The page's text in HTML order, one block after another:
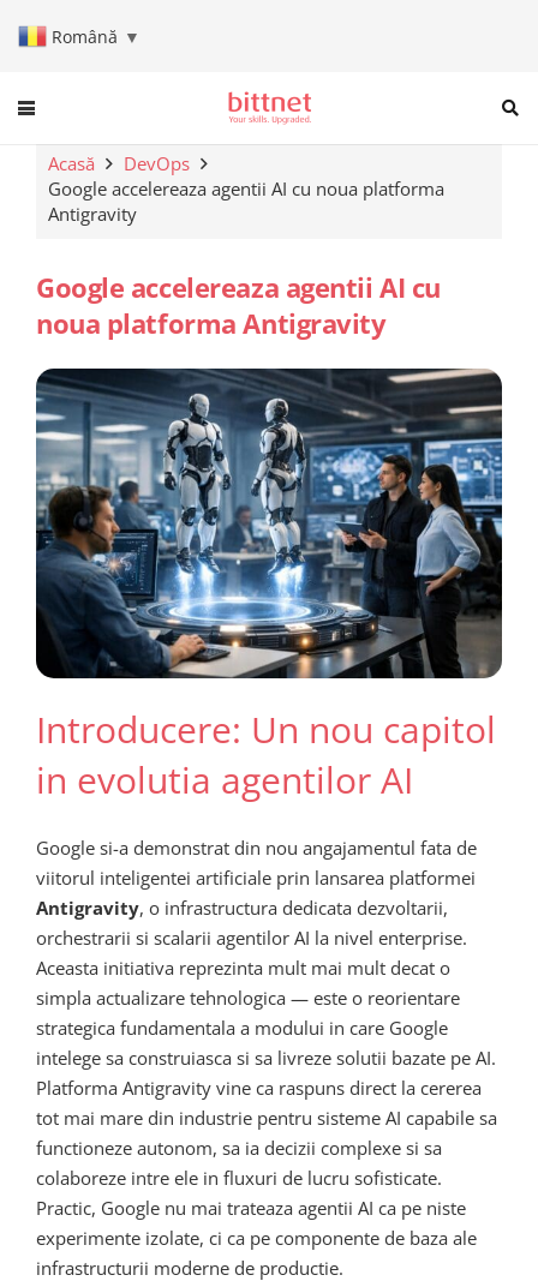
Română ▼
When autocomplete results
Acasă
DevOps
Google accelereaza agentii AI cu noua platforma
Antigravity
Google accelereaza agentii AI cu
noua platforma Antigravity
Introducere: Un nou capitol
in evolutia agentilor AI
Google si-a demonstrat din nou angajamentul fata de
viitorul inteligentei artificiale prin lansarea platformei
Antigravity, o infrastructura dedicata dezvoltarii,
orchestrarii si scalarii agentilor AI la nivel enterprise.
Aceasta initiativa reprezinta mult mai mult decat o
simpla actualizare tehnologica — este o reorientare
strategica fundamentala a modului in care Google
intelege sa construiasca si sa livreze solutii bazate pe AI.
Platforma Antigravity vine ca raspuns direct la cererea
tot mai mare din industrie pentru sisteme AI capabile sa
functioneze autonom, sa ia decizii complexe si sa
colaboreze intre ele in fluxuri de lucru sofisticate.
Practic, Google nu mai trateaza agentii AI ca pe niste
experimente izolate, ci ca pe componente de baza ale
infrastructurii moderne de productie.